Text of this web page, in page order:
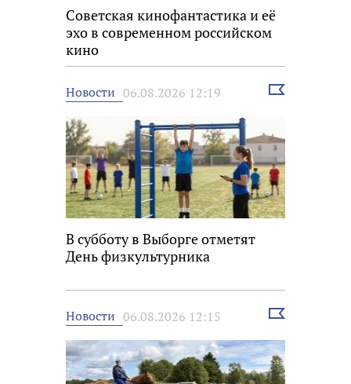
Советская кинофантастика и её
эхо в современном российском
кино
Новости 06.08.2026 12:19
Выбрать
В субботу в Выборге отметят
День физкультурника
Новости 06.08.2026 12:15
Выбрать